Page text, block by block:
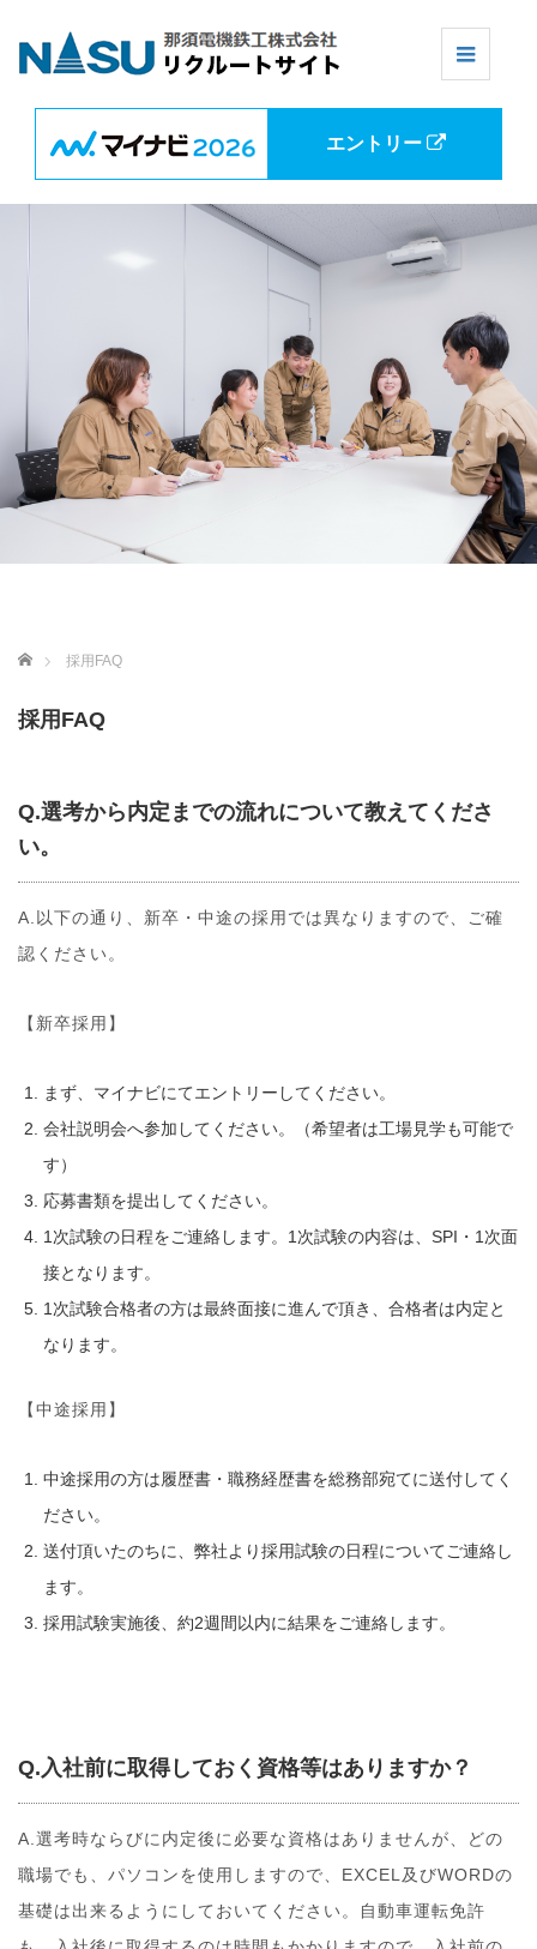
エントリー
ホーム 採用FAQ
採用FAQ
Q.選考から内定までの流れについて教えてくださ
い。
A.以下の通り、新卒・中途の採用では異なりますので、ご確
認ください。
【新卒採用】
まず、マイナビにてエントリーしてください。
会社説明会へ参加してください。（希望者は工場見学も可能で
す）
応募書類を提出してください。
1次試験の日程をご連絡します。1次試験の内容は、SPI・1次面
接となります。
1次試験合格者の方は最終面接に進んで頂き、合格者は内定と
なります。
【中途採用】
中途採用の方は履歴書・ 職務経歴書を総務部宛てに送付してく
ださい。
送付頂いたのちに、弊社より採用試験の日程についてご連絡し
ます。
採用試験実施後、約2週間以内に結果をご連絡します。
Q.入社前に取得しておく資格等はありますか？
A.選考時ならびに内定後に必要な資格はありませんが、どの
職場でも、パソコンを使用しますので、EXCEL及びWORDの
基礎は出来るようにしておいてください。自動車運転免許